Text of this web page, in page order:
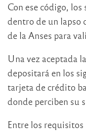
Con ese código,
dentro de un lapso
de la Anses para
Una vez aceptada
depositará en los
tarjeta de crédito
donde perciben su
Entre los